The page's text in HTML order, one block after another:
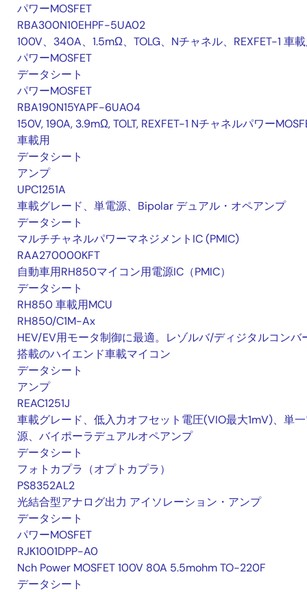
パワーMOSFET
RBA300N10EHPF-5UA02
100V、340A、1.5mΩ、TOLG、Nチャネル、REXFET-1 車
パワーMOSFET
データシート
パワーMOSFET
RBA190N15YAPF-6UA04
150V, 190A, 3.9mΩ, TOLT, REXFET-1 Nチャネルパワー
車載用
データシート
アンプ
UPC1251A
車載グレード、単電源、Bipolar デュアル・オペアンプ
データシート
マルチチャネルパワーマネジメントIC (PMIC)
RAA270000KFT
自動車用RH850マイコン用電源IC（PMIC）
データシート
RH850 車載用MCU
RH850/C1M-Ax
HEV/EV用モータ制御に最適。レゾルバ/ディジタルコンバ
搭載のハイエンド車載マイコン
データシート
アンプ
REAC1251J
車載グレード、低入力オフセット電圧(VIO最大1mV)、単
源、バイポーラデュアルオペアンプ
データシート
フォトカプラ（オプトカプラ）
PS8352AL2
光結合型アナログ出力 アイソレーション・アンプ
データシート
パワーMOSFET
RJK1001DPP-A0
Nch Power MOSFET 100V 80A 5.5mohm TO-220F
データシート